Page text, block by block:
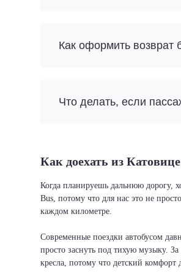
Как оформить возврат
Что делать, если
Как доехать из
Когда планируешь дальнюю дорогу,
Bus, потому что для нас это не
каждом километре.
Современные поездки автобусом
просто заснуть под тихую музыку.
кресла, потому что детский комфорт